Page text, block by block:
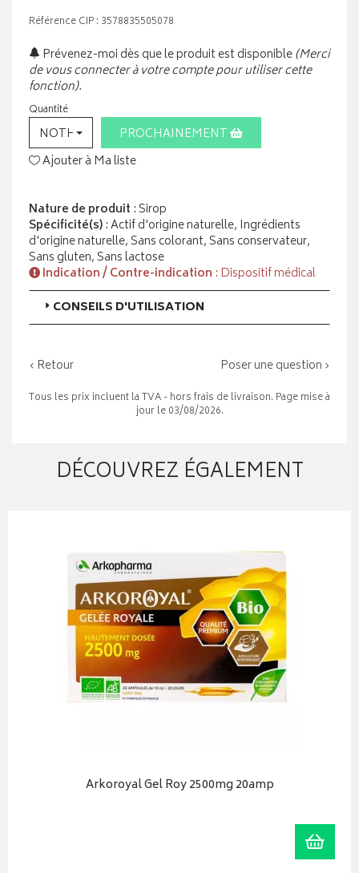
Référence CIP : 3578835505078
Prévenez-moi dès que le produit est disponible(Merci
de vous connecter à votre compte pour utiliser cette
fonction).
Quantité
NOTHING SELECTEDPROCHAINEMENT
Ajouter à Ma liste
Nature de produit : Sirop
Spécificité(s): Actif d'origine naturelle, Ingrédients
d'origine naturelle, Sans colorant, Sans conservateur,
Sans gluten, Sans lactose
Indication / Contre-indication : Dispositif médical
CONSEILS D'UTILISATION
‹ Retour Poser une question ›
Tous les prix incluent la TVA - hors frais de livraison. Page mise à
jour le 03/08/2026.
DÉCOUVREZ ÉGALEMENT
Arkoroyal Gel Roy 2500mg 20amp